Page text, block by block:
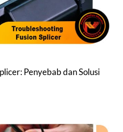
Penyebab dan Solusi